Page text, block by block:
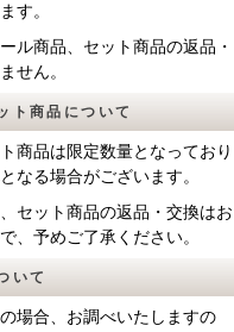
す。
ル商品、セット商品の返品・
せん。
ト商品について
商品は限定数量となっており
なる場合がございます。
セット商品の返品・交換はお
、予めご了承ください。
いて
場合、お調べいたしますの